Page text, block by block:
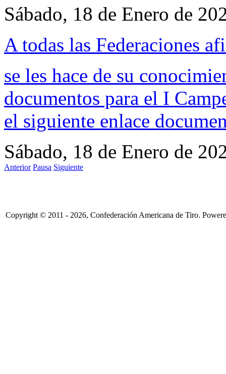
Sábado, 18 de Enero de
A todas las Federaciones
se les hace de su
documentos para el I
el siguiente enlace
Sábado, 18 de Enero de
Anterior Pausa Siguiente
Copyright © 2011 - 2026, Confederación Americana de Tiro.